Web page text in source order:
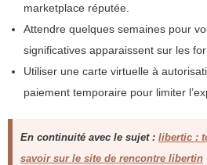
marketplace réputée.
Attendre quelques semaines pour
significatives apparaissent sur les
Utiliser une carte virtuelle à
paiement temporaire pour limiter
En continuité avec le sujet : libertic :
savoir sur le site de rencontre libertin